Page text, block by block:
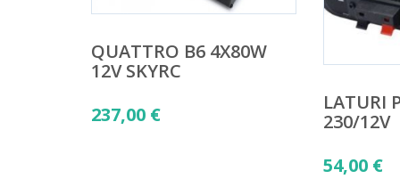
QUATTRO B6 4X80W
12V SKYRC
237,00 €
LATURI
230/12V
54,00 €